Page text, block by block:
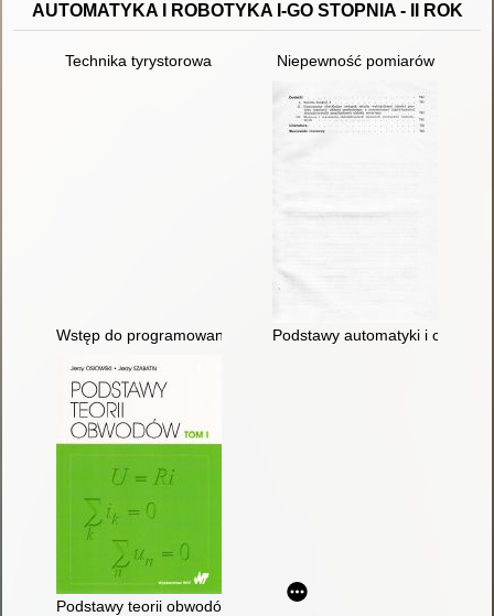
AUTOMATYKA I ROBOTYKA I-GO STOPNIA - II ROK
Technika tyrystorowa Niepewność pomiarów
Wstęp do programowania sterowników PLC
Podstawy automatyki i
Podstawy teorii obwodów. T. 1